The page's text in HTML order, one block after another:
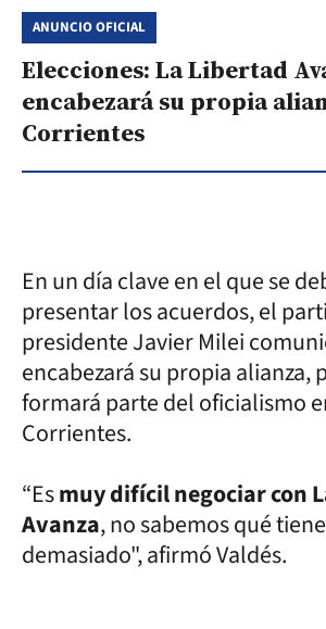
ANUNCIO OFICIAL
Elecciones: La Libertad
encabezará su propia
Corrientes
En un día clave en el que se
presentar los acuerdos, el
presidente Javier Milei
encabezará su propia alianza,
formará parte del oficialismo
Corrientes.
“Esmuy difícil negociar con
Avanza, no sabemos qué
demasiado", afirmó Valdés.